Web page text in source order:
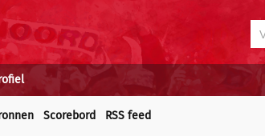
Scorebord RSS feed